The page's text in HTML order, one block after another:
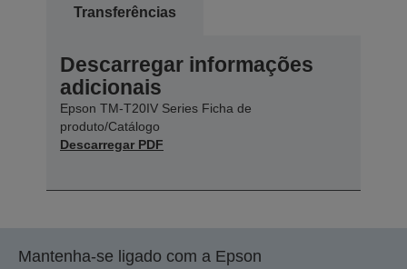
Transferências
Descarregar informações
adicionais
Epson TM-T20IV Series Ficha de
produto/Catálogo
Descarregar PDF
Mantenha-se ligado com a Epson